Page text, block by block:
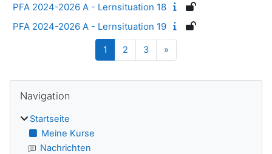
PFA 2024-2026 A - Lernsituation 18
PFA 2024-2026 A - Lernsituation 19
1 Seite 1
2 Seite 2
3Seite 3
»
Blöcke
Navigation
Startseite
Meine Kurse
Nachrichten